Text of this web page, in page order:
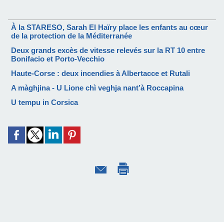
À la STARESO, Sarah El Haïry place les enfants au cœur
de la protection de la Méditerranée
Deux grands excès de vitesse relevés sur la RT 10 entre
Bonifacio et Porto-Vecchio
Haute-Corse : deux incendies à Albertacce et Rutali
A màghjina - U Lione chì veghja nant’à Roccapina
U tempu in Corsica